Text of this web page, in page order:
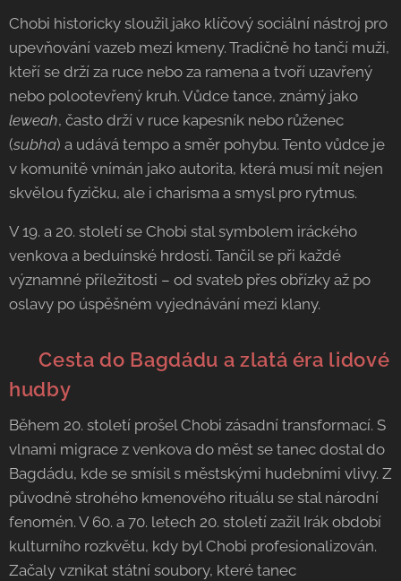
Chobi historicky sloužil jako klíčový sociální nástroj pro
upevňování vazeb mezi kmeny. Tradičně ho tančí muži,
kteří se drží za ruce nebo za ramena a tvoří uzavřený
nebo polootevřený kruh. Vůdce tance, známý jako
leweah, často drží v ruce kapesník nebo růženec
(subha) a udává tempo a směr pohybu. Tento vůdce je
v komunitě vnímán jako autorita, která musí mít nejen
skvělou fyzičku, ale i charisma a smysl pro rytmus.
V 19. a 20. století se Chobi stal symbolem iráckého
venkova a beduínské hrdosti. Tančil se při každé
významné příležitosti – od svateb přes obřízky až po
oslavy po úspěšném vyjednávání mezi klany.
🎺 Cesta do Bagdádu a zlatá éra lidové
hudby
Během 20. století prošel Chobi zásadní transformací. S
vlnami migrace z venkova do měst se tanec dostal do
Bagdádu, kde se smísil s městskými hudebními vlivy. Z
původně strohého kmenového rituálu se stal národní
fenomén. V 60. a 70. letech 20. století zažil Irák období
kulturního rozkvětu, kdy byl Chobi profesionalizován.
Začaly vznikat státní soubory, které tanec